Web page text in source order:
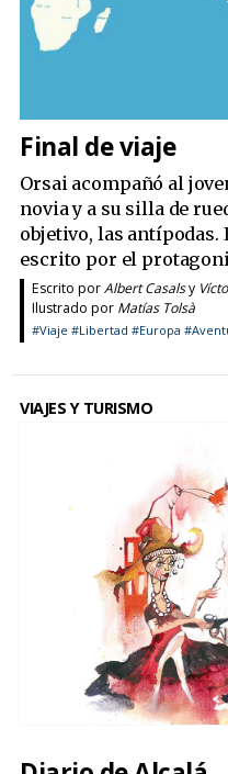
Final de viaje
Orsai acompañó al
novia y a su silla de
objetivo, las antípodas.
escrito por el
Escrito porAlbert Casalsy
Ilustrado por Matías Tolsà
#Viaje #Libertad #Europa
VIAJES Y TURISMO